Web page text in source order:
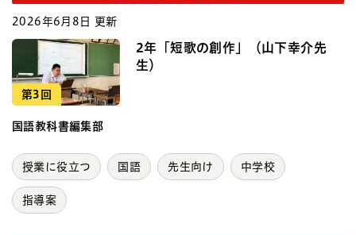
2026年6月8日 更新
第3回
2年「短歌の創作」（山下幸介先
生）
国語教科書編集部
授業に役立つ 国語 先生向け 中学校
指導案